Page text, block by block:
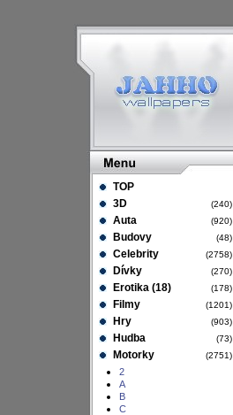
TOP
3D
(240)
Auta (920)
Budovy (48)
Celebrity (2758)
Dívky (270)
Erotika (18) (178)
Filmy (1201)
Hry (903)
Hudba (73)
Motorky (2751)
2
A
B
C